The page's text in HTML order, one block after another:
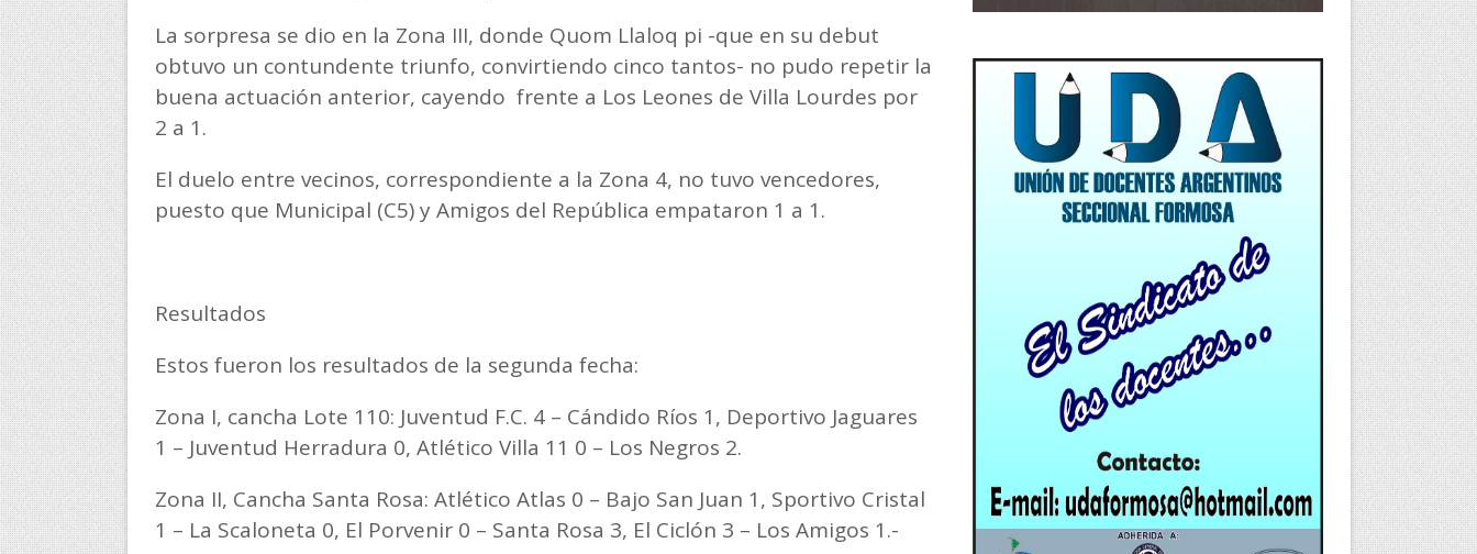
La sorpresa se dio en la Zona III, donde Quom Llaloq pi -que en su debut
obtuvo un contundente triunfo, convirtiendo cinco tantos- no pudo repetir la
buena actuación anterior, cayendo frente a Los Leones de Villa Lourdes por
2 a 1.
El duelo entre vecinos, correspondiente a la Zona 4, no tuvo vencedores,
puesto que Municipal (C5) y Amigos del República empataron 1 a 1.
Resultados
Estos fueron los resultados de la segunda fecha:
Zona I, cancha Lote 110: Juventud F.C. 4 – Cándido Ríos 1, Deportivo Jaguares
1 – Juventud Herradura 0, Atlético Villa 11 0 – Los Negros 2.
Zona II, Cancha Santa Rosa: Atlético Atlas 0 – Bajo San Juan 1, Sportivo Cristal
1 – La Scaloneta 0, El Porvenir 0 – Santa Rosa 3, El Ciclón 3 – Los Amigos 1.-